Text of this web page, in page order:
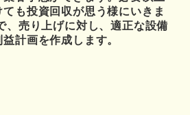
も投資回収が思う様にいきま
、売り上げに対し、適正な設備
計画を作成します。